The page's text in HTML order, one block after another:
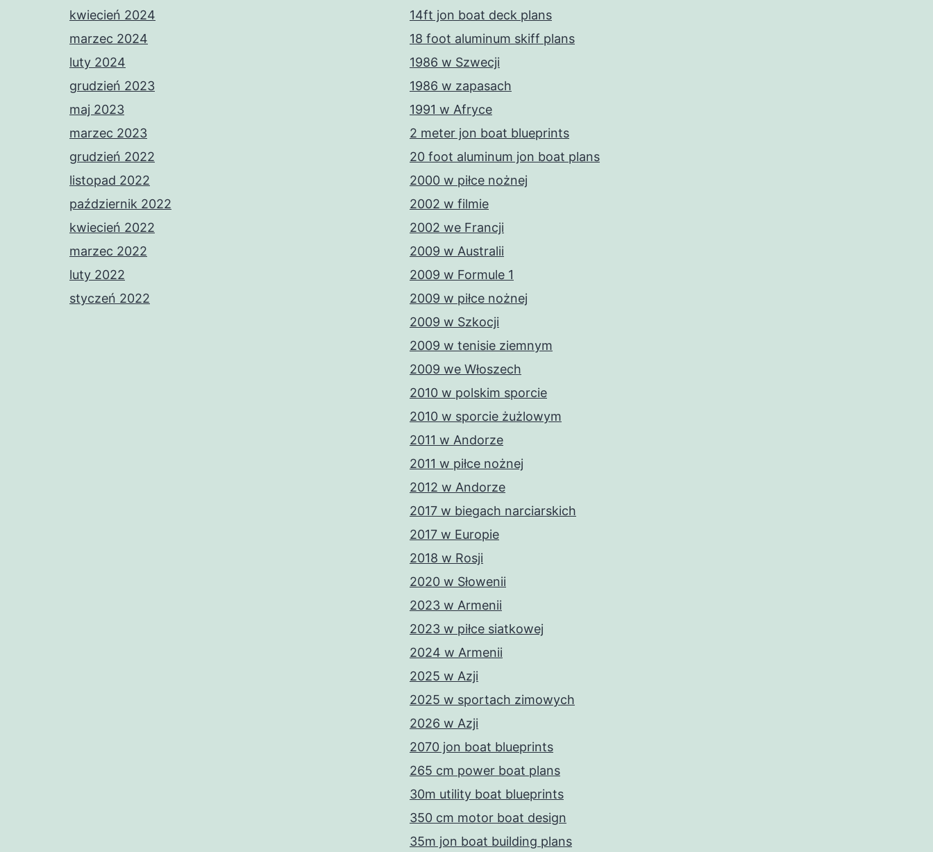
kwiecień 2024
marzec 2024
luty 2024
grudzień 2023
maj 2023
marzec 2023
grudzień 2022
listopad 2022
październik 2022
kwiecień 2022
marzec 2022
luty 2022
styczeń 2022
14ft jon boat deck plans
18 foot aluminum skiff plans
1986 w Szwecji
1986 w zapasach
1991 w Afryce
2 meter jon boat blueprints
20 foot aluminum jon boat plans
2000 w piłce nożnej
2002 w filmie
2002 we Francji
2009 w Australii
2009 w Formule 1
2009 w piłce nożnej
2009 w Szkocji
2009 w tenisie ziemnym
2009 we Włoszech
2010 w polskim sporcie
2010 w sporcie żużlowym
2011 w Andorze
2011 w piłce nożnej
2012 w Andorze
2017 w biegach narciarskich
2017 w Europie
2018 w Rosji
2020 w Słowenii
2023 w Armenii
2023 w piłce siatkowej
2024 w Armenii
2025 w Azji
2025 w sportach zimowych
2026 w Azji
2070 jon boat blueprints
265 cm power boat plans
30m utility boat blueprints
350 cm motor boat design
35m jon boat building plans